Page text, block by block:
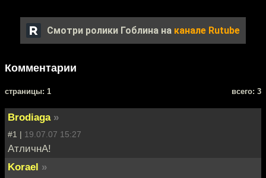
Смотри ролики Гоблина на канале Rutube
Комментарии
cтраницы: 1 всего: 3
Brodiaga »
#1 | 19.07.07 15:27
АтличнА!
Korael »